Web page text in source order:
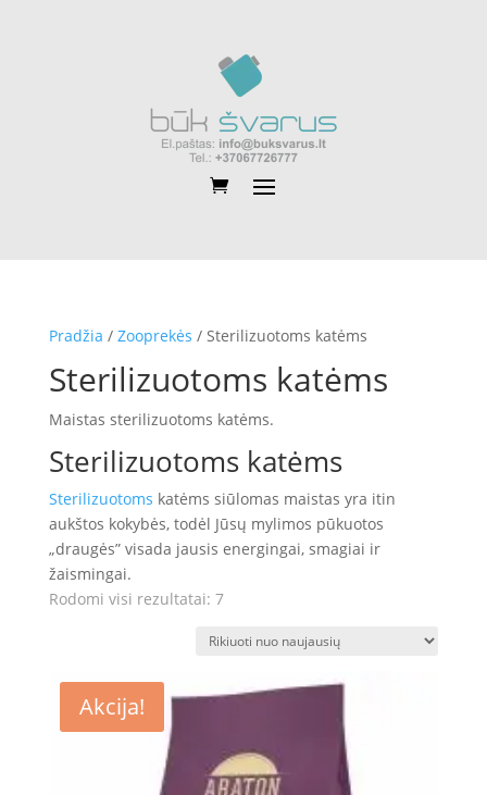
Pradžia / Zooprekės / Sterilizuotoms katėms
Sterilizuotoms katėms
Maistas sterilizuotoms katėms.
Sterilizuotoms katėms
Sterilizuotoms katėms siūlomas maistas yra itin
aukštos kokybės, todėl Jūsų mylimos pūkuotos
„draugės” visada jausis energingai, smagiai ir
žaismingai.
Rodomi visi rezultatai: 7Rūšiuojama
naujausią
Akcija!